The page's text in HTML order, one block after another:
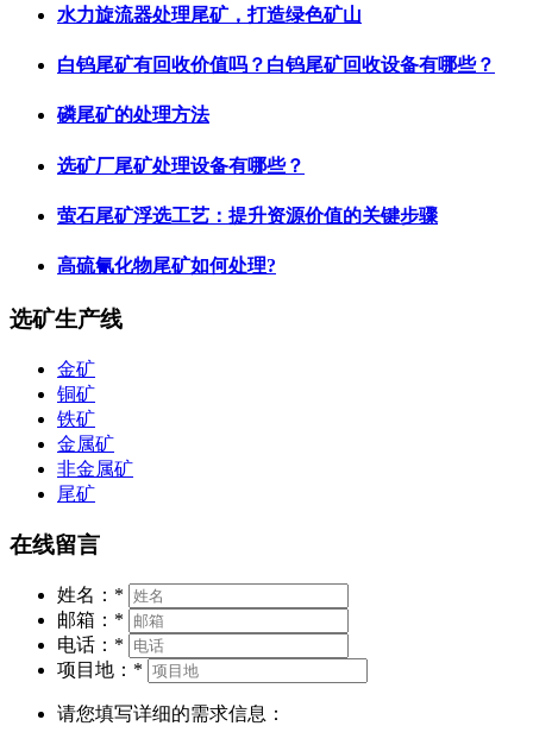
水力旋流器处理尾矿，打造绿色矿山
白钨尾矿有回收价值吗？白钨尾矿回收设备有哪些？
磷尾矿的处理方法
选矿厂尾矿处理设备有哪些？
萤石尾矿浮选工艺：提升资源价值的关键步骤
高硫氰化物尾矿如何处理?
选矿生产线
金矿
铜矿
铁矿
金属矿
非金属矿
尾矿
在线留言
姓名： *
邮箱： *
电话： *
项目地： *
请您填写详细的需求信息：